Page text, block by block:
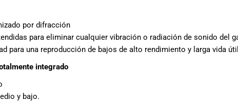
por difracción
para eliminar cualquier vibración o radiación de sonido del
para una reproducción de bajos de alto rendimiento y larga vida útil
integrado
y bajo.